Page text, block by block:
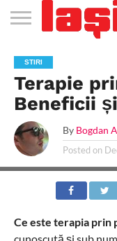
STIRI
APARTAMENTE
NOI IASI
STIRI
IASI
JOBS
IN
IASI
FILME
LA
CINEMA
CLUBURI /
DISCOTECI
BARURI /
CAFENELE
SALI DE
FORTA
SI
FITNESS
SALOANE DE
INFRUMUSETARE
AGENTII
DE
TURISM
IASI
RESTAURANTE
IN IASI
PIZZA
IN
IASI
PISCINA
IN IASI
FLORARII
RADIO
LIVE
IN IASI
SPALATORII
AUTO
TRACTARI
AUTO
TAXI
IN
IASI
CINEMA
TEATRU
HOTELURI
/
PENSIUNI
TEREN
SPORTIV
TEREN
TENIS
IASI
FARMACII
NON
STOP
COFFEE-
TO-GO
FIRME DE
PUBLICITATE
RENT
A
CAR
STIRI
Terapie
Beneficii
By Bogdan
Posted on
Ce este terapia prin